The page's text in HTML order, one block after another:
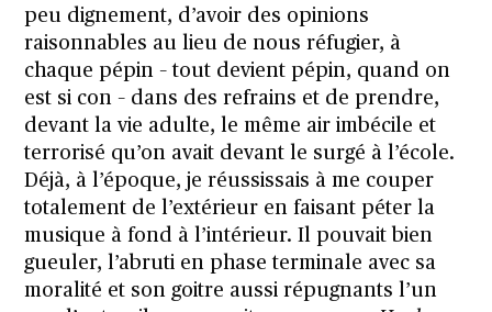
peu dignement, d’avoir des opinions
raisonnables au lieu de nous réfugier, à
chaque pépin – tout devient pépin, quand on
est si con – dans des refrains et de prendre,
devant la vie adulte, le même air imbécile et
terrorisé qu’on avait devant le surgé à l’école.
Déjà, à l’époque, je réussissais à me couper
totalement de l’extérieur en faisant péter la
musique à fond à l’intérieur. Il pouvait bien
gueuler, l’abruti en phase terminale avec sa
moralité et son goitre aussi répugnants l’un